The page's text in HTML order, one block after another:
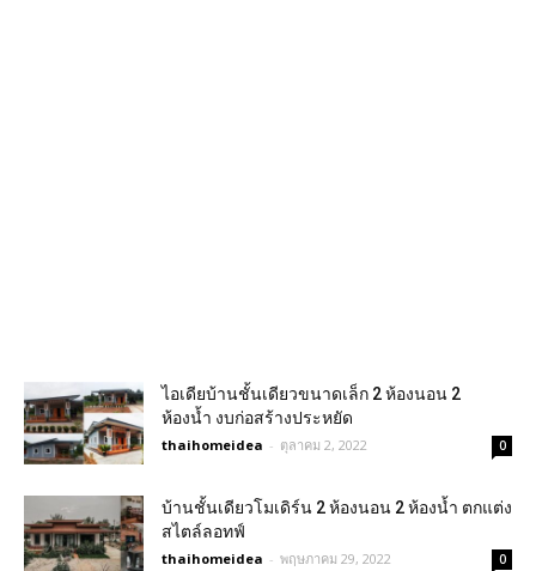
ไอเดียบ้านชั้นเดียวขนาดเล็ก 2 ห้องนอน 2
ห้องน้ำ งบก่อสร้างประหยัด
thaihomeidea - ตุลาคม 2, 2022 0
บ้านชั้นเดียวโมเดิร์น 2 ห้องนอน 2 ห้องน้ำ ตกแต่ง
สไตล์ลอทฟ์
thaihomeidea - พฤษภาคม 29, 2022 0